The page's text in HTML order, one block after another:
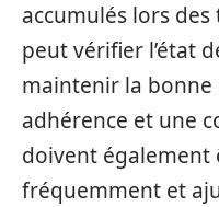
accumulés lors
peut vérifier l’état
maintenir la bonne
adhérence et une
doivent également
fréquemment et